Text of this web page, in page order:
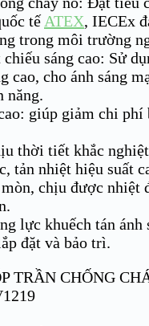
tế ATEX, IECEx
trong môi trường
chiếu sáng cao: Sử
cao, cho ánh sáng
năng.
giúp giảm chi phí
thời tiết khắc
tản nhiệt hiệu suất
chịu được nhiệt
lực khuếch tán ánh
đặt và bảo trì.